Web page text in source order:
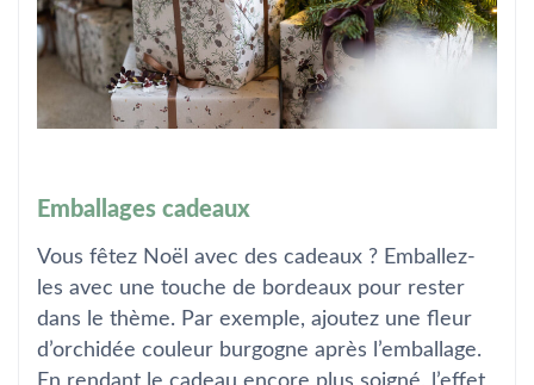
Emballages cadeaux
Vous fêtez Noël avec des cadeaux ? Emballez-
les avec une touche de bordeaux pour rester
dans le thème. Par exemple, ajoutez une fleur
d’orchidée couleur burgogne après l’emballage.